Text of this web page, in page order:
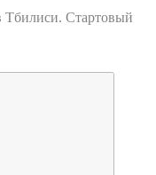
Тбилиси. Стартовый